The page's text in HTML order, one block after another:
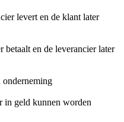
levert en de klant later
betaalt en de leverancier later
onderneming
in geld kunnen worden